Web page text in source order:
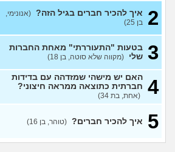
2 חתונות שקשורות לאנשים
מהעבודה שלי לבוא או לא?
מתייחסים אליי כאיום ובזלזול,
מזייפים אותי כאנס וסוטה
(דה
איפה אני ואיפה הם?
(אריאל, בן 26)
בתרבות של עדות ומגזרים
2 איך להכיר חברים בגיל הזה? (אנונימי,
בן 25)
3 בטעות "התעוררתי" מאחת החברות
שלי (מקווה שלא סוטה, בן 18)
4 האם יש מישהי שמזדהה עם בדידות
חברתית כתוצאה ממראה חיצוני?
(אחת, בת 34)
5 איך להכיר חברים? (טוהר, בן 16)